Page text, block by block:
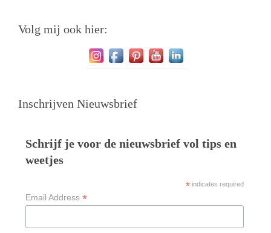
Volg mij ook hier:
Inschrijven Nieuwsbrief
Schrijf je voor de nieuwsbrief vol tips en
weetjes
*indicates required
Email Address *